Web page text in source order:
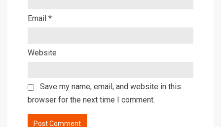
Email *
Website
Save my name, email, and website in this
browser for the next time I comment.